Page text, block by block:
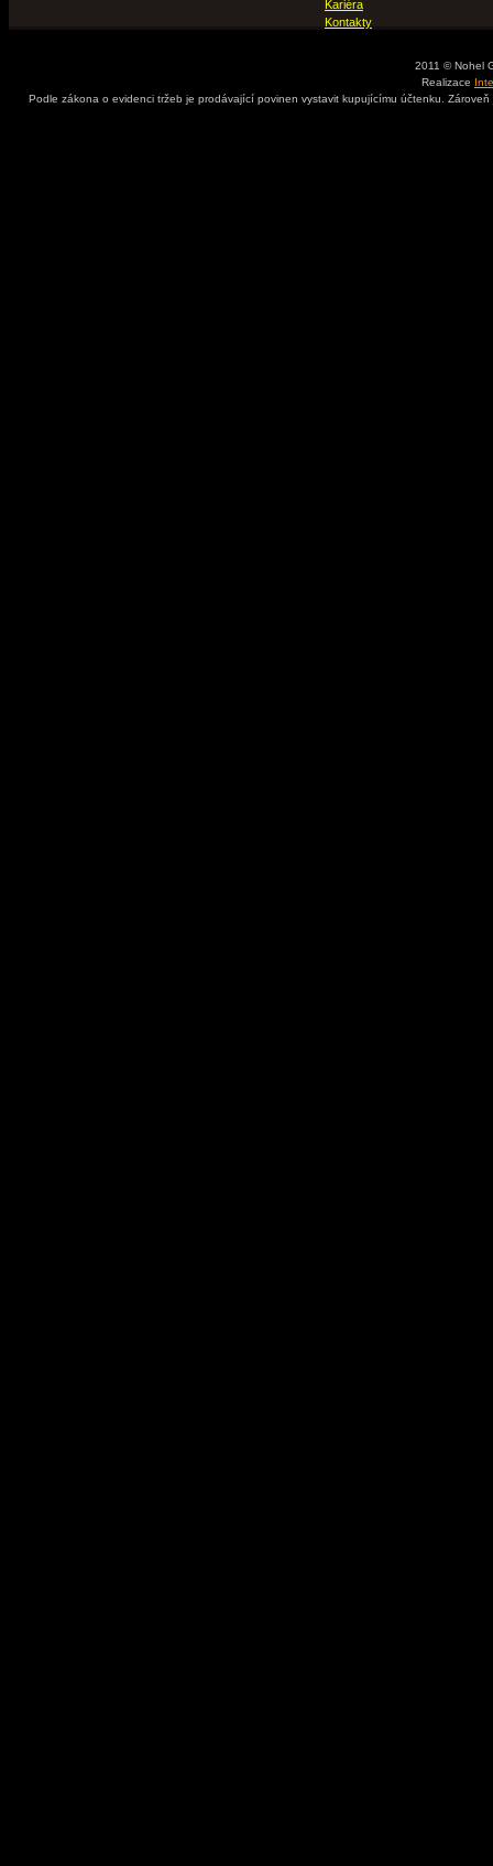
Kariéra
Kontakty
2011 © Nohel
Realizace
Podle zákona o evidenci tržeb je prodávající povinen vystavit kupujícímu účtenku.